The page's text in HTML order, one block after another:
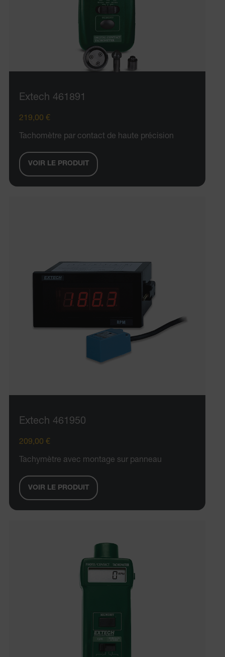
Extech 461891
219,00 €
Tachomètre par contact de haute précision
VOIR LE PRODUIT
Extech 461950
209,00 €
Tachymètre avec montage sur panneau
VOIR LE PRODUIT